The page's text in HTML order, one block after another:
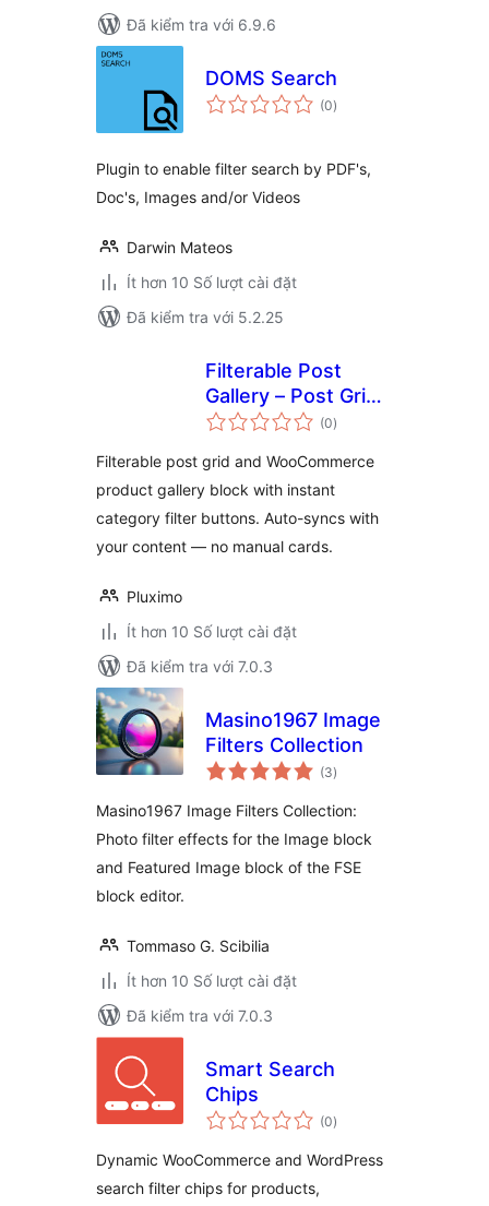
Đã kiểm tra với 6.9.6
DOMS Search
(0tổng
đánh
)
Plugin to enable filter search by PDF's,
Doc's, Images and/or Videos
Darwin Mateos
Ít hơn 10 Số lượt cài đặt
Đã kiểm tra với 5.2.25
Filterable Post
Gallery – Post Grid
& WooCommerce
(0tổng
đánh
)
Filterable post grid and WooCommerce
product gallery block with instant
category filter buttons. Auto-syncs with
your content — no manual cards.
Pluximo
Ít hơn 10 Số lượt cài đặt
Đã kiểm tra với 7.0.3
Masino1967 Image
Filters Collection
(3tổng
đánh
)
Masino1967 Image Filters Collection:
Photo filter effects for the Image block
and Featured Image block of the FSE
block editor.
Tommaso G. Scibilia
Ít hơn 10 Số lượt cài đặt
Đã kiểm tra với 7.0.3
Smart Search
Chips
(0tổng
đánh
)
Dynamic WooCommerce and WordPress
search filter chips for products,